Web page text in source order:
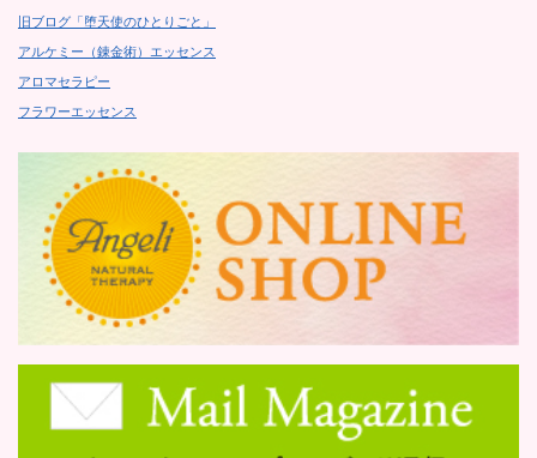
旧ブログ「堕天使のひとりごと」
アルケミー（錬金術）エッセンス
アロマセラピー
フラワーエッセンス